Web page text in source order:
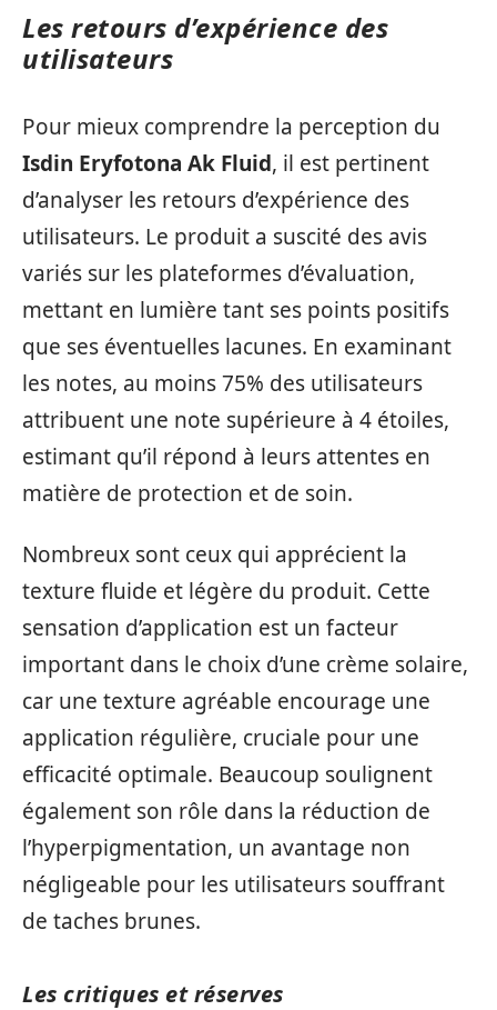
Les retours d’expérience des
utilisateurs
Pour mieux comprendre la perception du
Isdin Eryfotona Ak Fluid, il est pertinent
d’analyser les retours d’expérience des
utilisateurs. Le produit a suscité des avis
variés sur les plateformes d’évaluation,
mettant en lumière tant ses points positifs
que ses éventuelles lacunes. En examinant
les notes, au moins 75% des utilisateurs
attribuent une note supérieure à 4 étoiles,
estimant qu’il répond à leurs attentes en
matière de protection et de soin.
Nombreux sont ceux qui apprécient la
texture fluide et légère du produit. Cette
sensation d’application est un facteur
important dans le choix d’une crème solaire,
car une texture agréable encourage une
application régulière, cruciale pour une
efficacité optimale. Beaucoup soulignent
également son rôle dans la réduction de
l’hyperpigmentation, un avantage non
négligeable pour les utilisateurs souffrant
de taches brunes.
Les critiques et réserves